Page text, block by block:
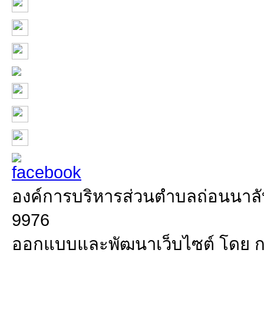
องค์การบริหารส่วนตำบลถ่อนนา
9976
ออกแบบและพัฒนาเว็บไซต์ โดย